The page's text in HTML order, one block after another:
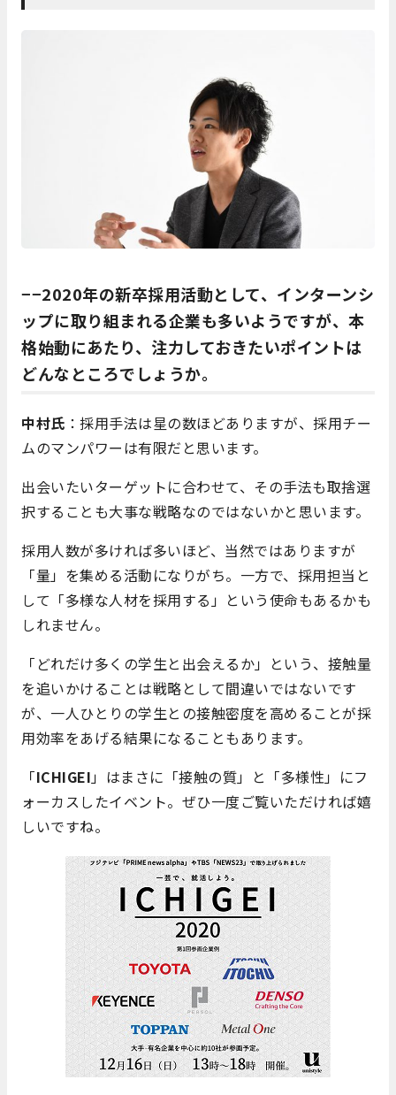
−−2020年の新卒採用活動として、インターンシ
ップに取り組まれる企業も多いようですが、本
格始動にあたり、注力しておきたいポイントは
どんなところでしょうか。
中村氏 ：採用手法は星の数ほどありますが、採用チー
ムのマンパワーは有限だと思います。
出会いたいターゲットに合わせて、その手法も取捨選
択することも大事な戦略なのではないかと思います。
採用人数が多ければ多いほど、当然ではありますが
「量」を集める活動になりがち。一方で、採用担当と
して「多様な人材を採用する」という使命もあるかも
しれません。
「どれだけ多くの学生と出会えるか」という、接触量
を追いかけることは戦略として間違いではないです
が、一人ひとりの学生との接触密度を高めることが採
用効率をあげる結果になることもあります。
「ICHIGEI 」はまさに「接触の質」と「多様性」にフ
ォーカスしたイベント。ぜひ一度ご覧いただければ嬉
しいですね。